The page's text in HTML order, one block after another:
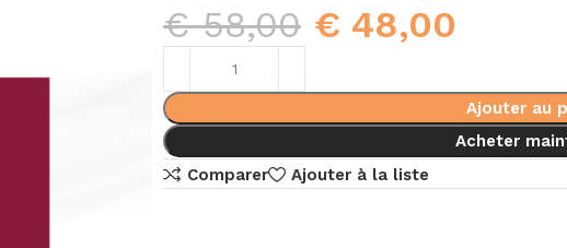
€58,00 € 48,00
Ajouter au
Acheter
Comparer
Ajouter à la liste